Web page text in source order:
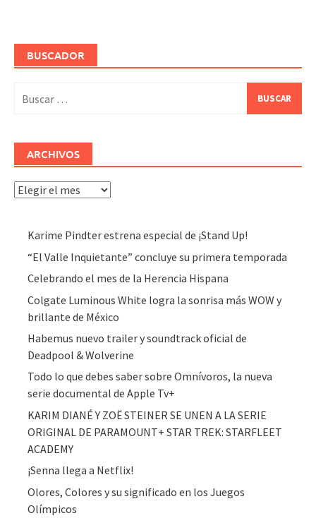
BUSCADOR
ARCHIVOS
Archivos
Karime Pindter estrena especial de ¡Stand Up!
“El Valle Inquietante” concluye su primera temporada
Celebrando el mes de la Herencia Hispana
Colgate Luminous White logra la sonrisa más WOW y
brillante de México
Habemus nuevo trailer y soundtrack oficial de
Deadpool & Wolverine
Todo lo que debes saber sobre Omnívoros, la nueva
serie documental de Apple Tv+
KARIM DIANÉ Y ZOË STEINER SE UNEN A LA SERIE
ORIGINAL DE PARAMOUNT+ STAR TREK: STARFLEET
ACADEMY
¡Senna llega a Netflix!
Olores, Colores y su significado en los Juegos
Olímpicos